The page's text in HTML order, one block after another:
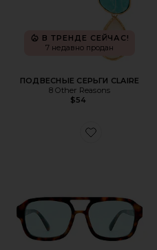
В ТРЕНДЕ СЕЙЧАС!
7 недавно продан
ПОДВЕСНЫЕ СЕРЬГИ CLAIRE
8 Other Reasons
$54
Favorite